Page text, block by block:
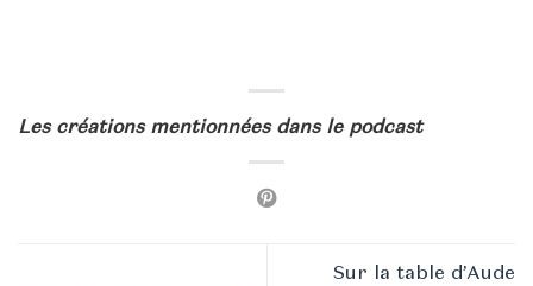
Les créations mentionnées dans le podcast
Sur la table d’Aude